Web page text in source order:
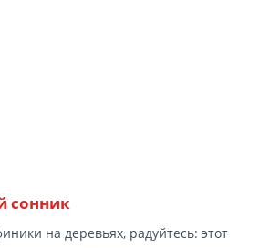
сонник
на деревьях, радуйтесь: этот